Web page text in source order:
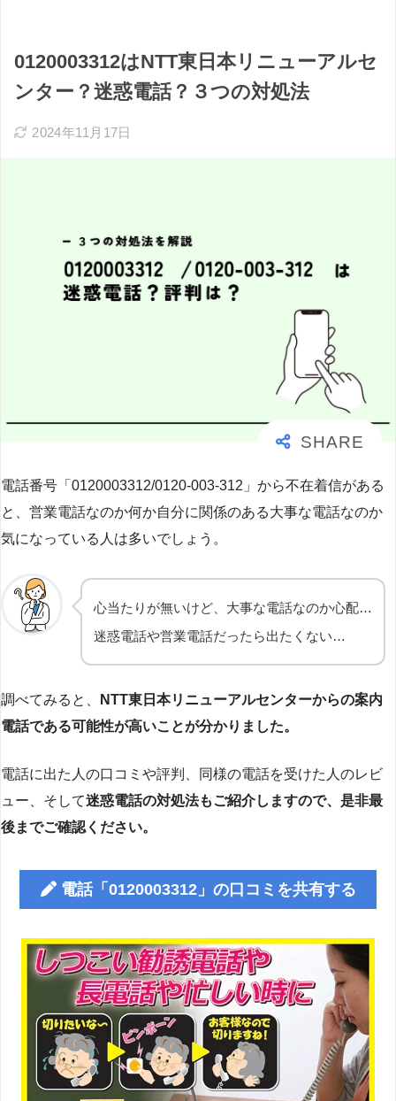
0120003312はNTT東日本リニューアルセ
ンター？迷惑電話？３つの対処法
2024年11月17日
電話番号「0120003312/0120-003-312」から不在着信がある
と、営業電話なのか何か自分に関係のある大事な電話なのか
気になっている人は多いでしょう。
心当たりが無いけど、大事な電話なのか心配…
迷惑電話や営業電話だったら出たくない…
調べてみると、
NTT東日本リニューアルセンターからの案内
電話である可能性が高いことが分かりました。
電話に出た人の口コミや評判、同様の電話を受けた人のレビ
ュー、そして迷惑電話の対処法もご紹介しますので、是非最
後までご確認ください。
電話「0120003312」の口コミを共有する